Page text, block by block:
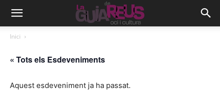
Inici
« Tots els Esdeveniments
Aquest esdeveniment ja ha passat.